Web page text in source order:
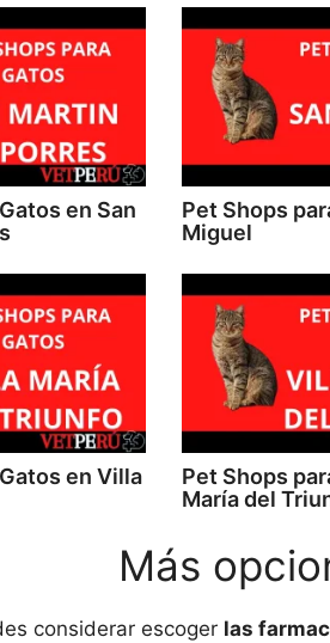
en San
Pet Shops
Miguel
en Villa
Pet Shops
María del
Más
considerar escoger las